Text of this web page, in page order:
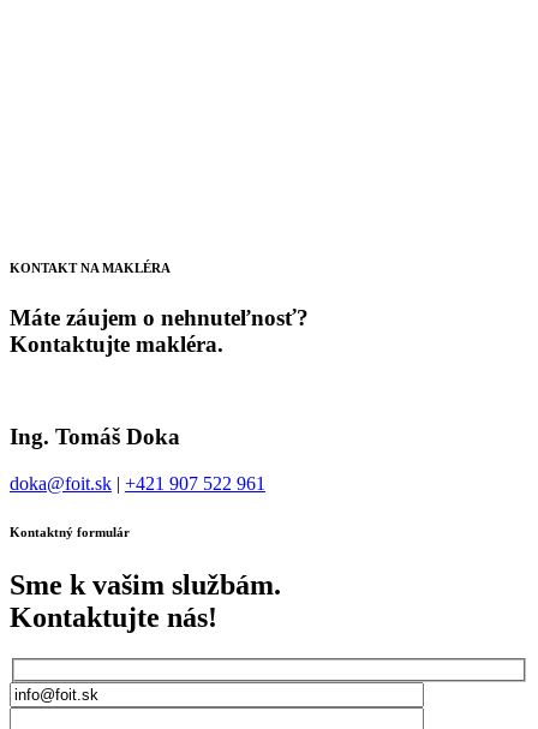
KONTAKT NA MAKLÉRA
Máte záujem o nehnuteľnosť?
Kontaktujte makléra.
Ing. Tomáš Doka
doka@foit.sk | +421 907 522 961
Kontaktný formulár
Sme k vašim službám.
Kontaktujte nás!